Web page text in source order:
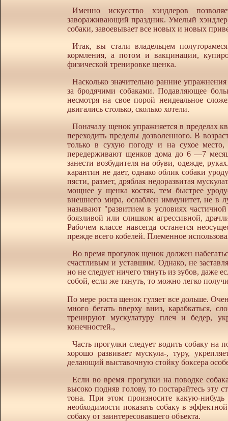
Именно искусство хэндлеров
завораживающий праздник. Умелый
собаки, завоевывает все новых и новых
Итак, вы стали владельцем
кормления, а потом и вакцинации,
физической тренировке щенка.
Насколько значительно ранние
за бродячими собаками. Подавляющее
несмотря на свое порой неидеальное
двигались столько, сколько хотели.
Поначалу щенок упражняется в пределах
переходить пределы дозволенного. В
только в сухую погоду и на сухое место,
передерживают щенков дома до 6 —7
занести возбудителя на обуви, одежде,
карантин не дает, однако облик собаки
пясти, размет, дряблая недоразвитая
мощнее у щенка костяк, тем быстрее
внешнего мира, ослаблен иммунитет, не в
называют "развитием в условиях
боязливой или слишком агрессивной,
Рабочем классе навсегда останется
прежде всего кобелей. Племенное
Во время прогулок щенок должен
счастливым и уставшим. Однако, не
но не следует ничего тянуть из зубов, даже
собой, если же тянуть, то можно легко
По мере роста щенок гуляет все дольше.
много бегать вверху вниз, карабкаться,
тренируют мускулатуру плеч и бедер,
конечностей.,
Часть прогулки следует водить собаку на
хорошо развивает мускула-, туру,
делающий выставочную стойку боксера
Если во время прогулки на поводке
высоко подняв голову, то постарайтесь эту
тона. При этом произносите какую-
необходимости показать собаку в
собаку от заинтересовавшего объекта.